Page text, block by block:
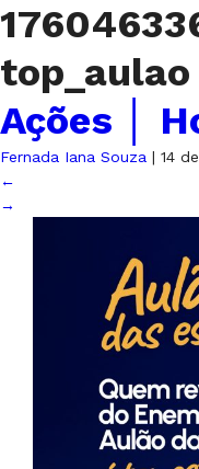
top_aulao
Ações │
Fernada Iana Souza | 14
←
→